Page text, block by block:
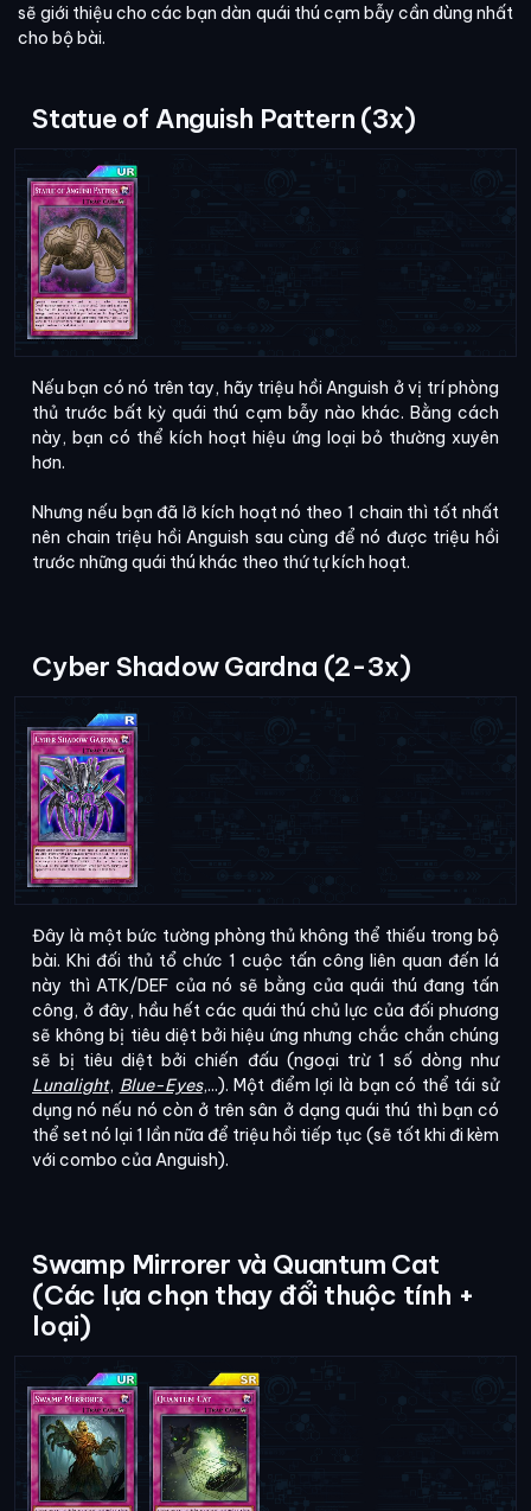
sẽ giới thiệu cho các bạn dàn quái thú cạm bẫy cần dùng nhất
cho bộ bài.
Statue of Anguish Pattern (3x)
Nếu bạn có nó trên tay, hãy triệu hồi Anguish ở vị trí phòng
thủ trước bất kỳ quái thú cạm bẫy nào khác. Bằng cách
này, bạn có thể kích hoạt hiệu ứng loại bỏ thường xuyên
hơn.
Nhưng nếu bạn đã lỡ kích hoạt nó theo 1 chain thì tốt nhất
nên chain triệu hồi Anguish sau cùng để nó được triệu hồi
trước những quái thú khác theo thứ tự kích hoạt.
Cyber Shadow Gardna (2-3x)
Đây là một bức tường phòng thủ không thể thiếu trong bộ
bài. Khi đối thủ tổ chức 1 cuộc tấn công liên quan đến lá
này thì ATK/DEF của nó sẽ bằng của quái thú đang tấn
công, ở đây, hầu hết các quái thú chủ lực của đối phương
sẽ không bị tiêu diệt bởi hiệu ứng nhưng chắc chắn chúng
sẽ bị tiêu diệt bởi chiến đấu (ngoại trừ 1 số dòng như
Lunalight, Blue-Eyes,...). Một điểm lợi là bạn có thể tái sử
dụng nó nếu nó còn ở trên sân ở dạng quái thú thì bạn có
thể set nó lại 1 lần nữa để triệu hồi tiếp tục (sẽ tốt khi đi kèm
với combo của Anguish).
Swamp Mirrorer và Quantum Cat
(Các lựa chọn thay đổi thuộc tính +
loại)